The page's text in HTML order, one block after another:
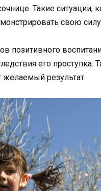
Такие ситуации,
свою
позитивного
его проступка.
желаемый результат.